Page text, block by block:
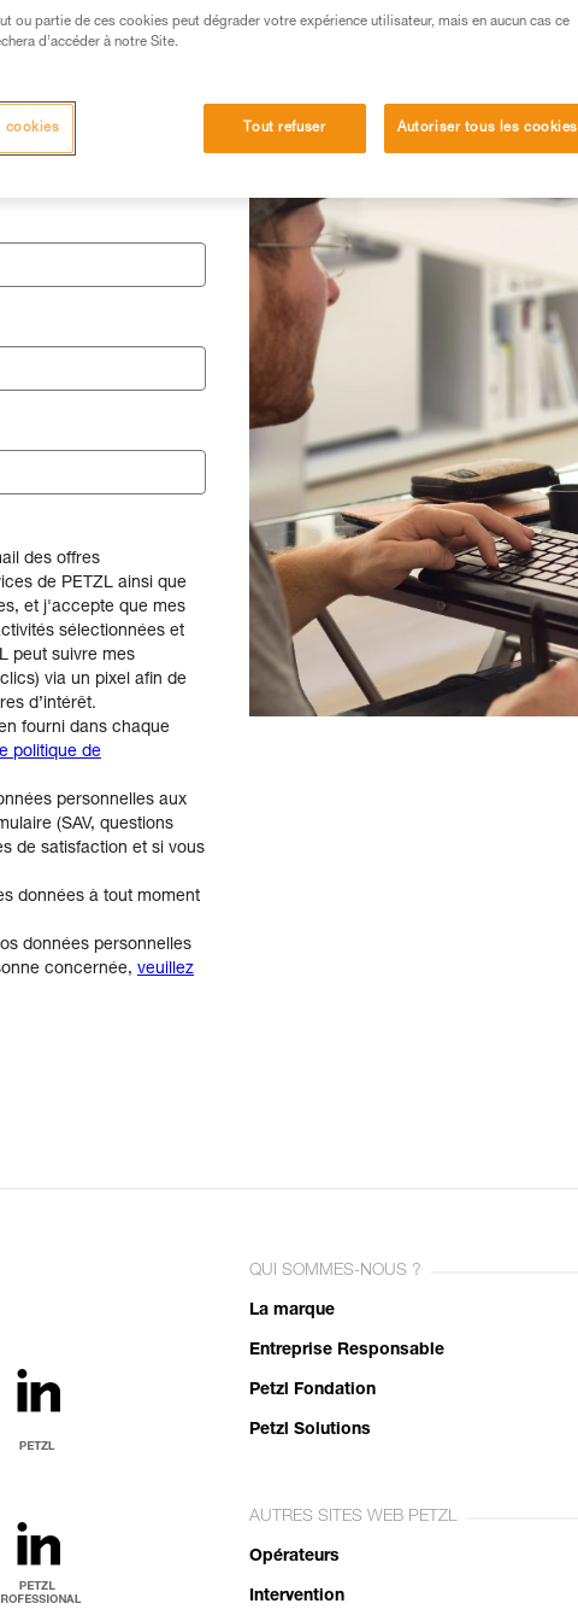
la
des offres
de PETZL ainsi que
et j'accepte que mes
sélectionnées et
peut suivre mes
via un pixel afin de
d’intérêt.
fourni dans chaque
politique de
personnelles aux
(SAV, questions
de satisfaction et si vous
données à tout moment
données personnelles
concernée, veuillez
QUI SOMMES-NOUS ?
La marque
Entreprise Responsable
Petzl Fondation
Petzl Solutions
AUTRES SITES WEB PETZL
Opérateurs
Intervention
ou partie de ces cookies peut dégrader votre expérience utilisateur, mais en aucun cas ce
d’accéder à notre Site.
Tout refuser Autoriser tous les cookies
cookies